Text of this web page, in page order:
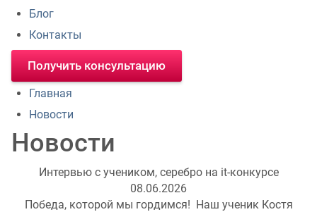
Блог
Контакты
Получить консультацию
Главная
Новости
Новости
Интервью с учеником, серебро на it-конкурсе
08.06.2026
Победа, которой мы гордимся! Наш ученик Костя